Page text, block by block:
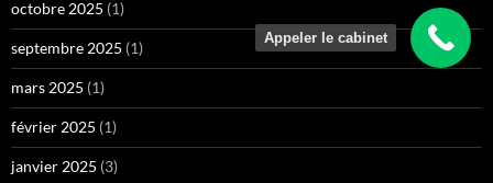
octobre 2025 (1)
septembre 2025 (1)
mars 2025 (1)
février 2025 (1)
janvier 2025 (3)
Appeler le cabinet